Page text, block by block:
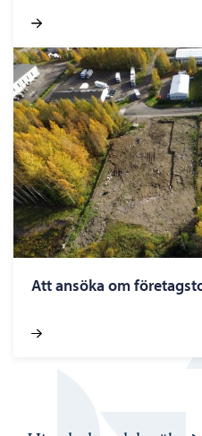
Att ansöka om